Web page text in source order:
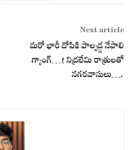
Next article
మ‌రో భారీ దోపికి పాల్ప‌డ్డ నేపాలి
గ్యాంగ్‌…! నిద్ర‌లేమి రాత్రుల‌తో
న‌గ‌ర‌వాసులు….